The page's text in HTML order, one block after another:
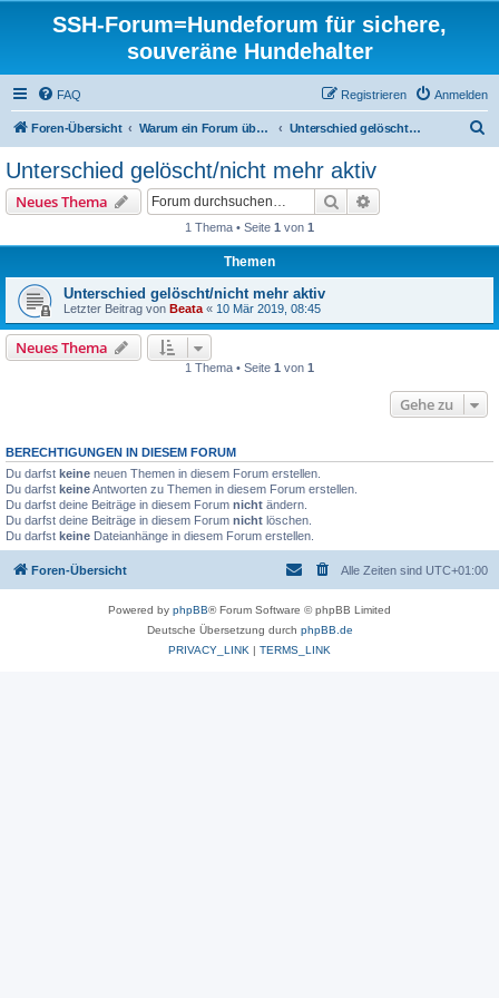
SSH-Forum=Hundeforum für sichere,
souveräne Hundehalter
FAQ Anmelden
Registrieren
Foren-Übersicht Warum ein Forum über Hundeverhalten? Unterschied gelöscht/nicht mehr aktiv
Unterschied gelöscht/nicht mehr aktiv
Neues Thema Suche
1 Thema • Seite 1 von 1
Themen
Unterschied gelöscht/nicht mehr aktiv
Letzter Beitrag von Beata « 10 Mär 2019, 08:45
Neues Thema
1 Thema • Seite 1 von 1
Gehe zu
BERECHTIGUNGEN IN DIESEM FORUM
Du darfst keine neuen Themen in diesem Forum erstellen.
Du darfst keineAntworten zu Themen in diesem Forum erstellen.
Du darfst deine Beiträge in diesem Forum nicht ändern.
Du darfst deine Beiträge in diesem Forum nicht löschen.
Du darfst keine Dateianhänge in diesem Forum erstellen.
Foren-Übersicht Alle Zeiten sind UTC+01:00
Powered by phpBB® Forum Software © phpBB Limited
Deutsche Übersetzung durch phpBB.de
PRIVACY_LINK | TERMS_LINK